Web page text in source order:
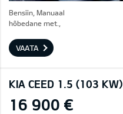
Bensiin, Manuaal
hõbedane met.,
VAATA
KIA CEED 1.5 (103 KW)
16 900 €